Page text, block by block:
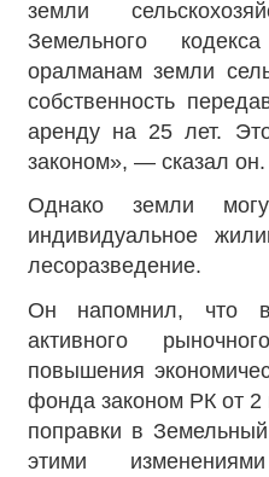
земли
Земельного
оралманам земли
собственность
аренду на 25 лет.
законом», — сказал он.
Однако земли
индивидуальное
лесоразведение.
Он напомнил, что в
активного
повышения
фонда законом РК от 2
поправки в
этими